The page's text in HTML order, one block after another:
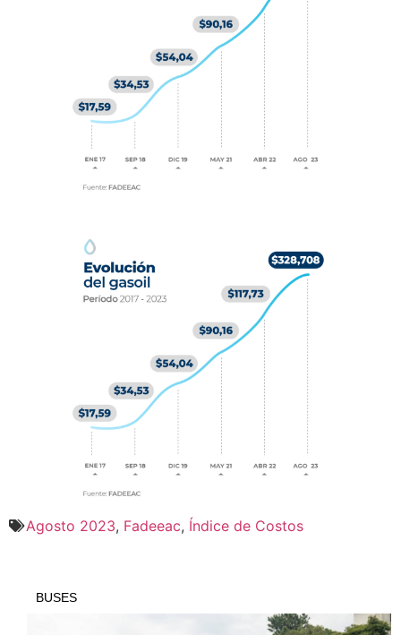
Agosto 2023, Fadeeac, Índice de Costos
BUSES